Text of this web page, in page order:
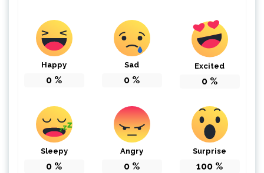
Happy
0 %
Sad
0 %
Excited
0 %
Sleepy
0 %
Angry
0 %
Surprise
100 %